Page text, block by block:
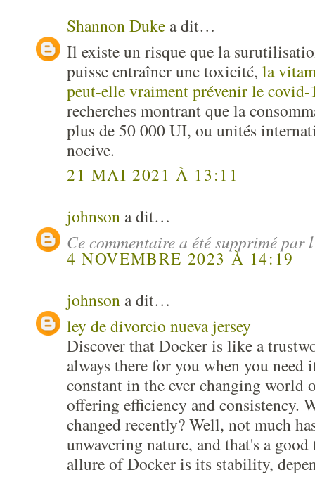
Shannon Duke a dit…
Il existe un risque que la
puisse entraîner une toxicité, la
peut-elle vraiment prévenir le
recherches montrant que la
plus de 50 000 UI, ou unités
nocive.
21 MAI 2021 À 13:11
johnson a dit…
Ce commentaire a été supprimé par
4 NOVEMBRE 2023 À 14:19
johnson a dit…
ley de divorcio nueva jersey
Discover that Docker is like a
always there for you when you need
constant in the ever changing world
offering efficiency and consistency.
changed recently? Well, not much
unwavering nature, and that's a
allure of Docker is its stability,